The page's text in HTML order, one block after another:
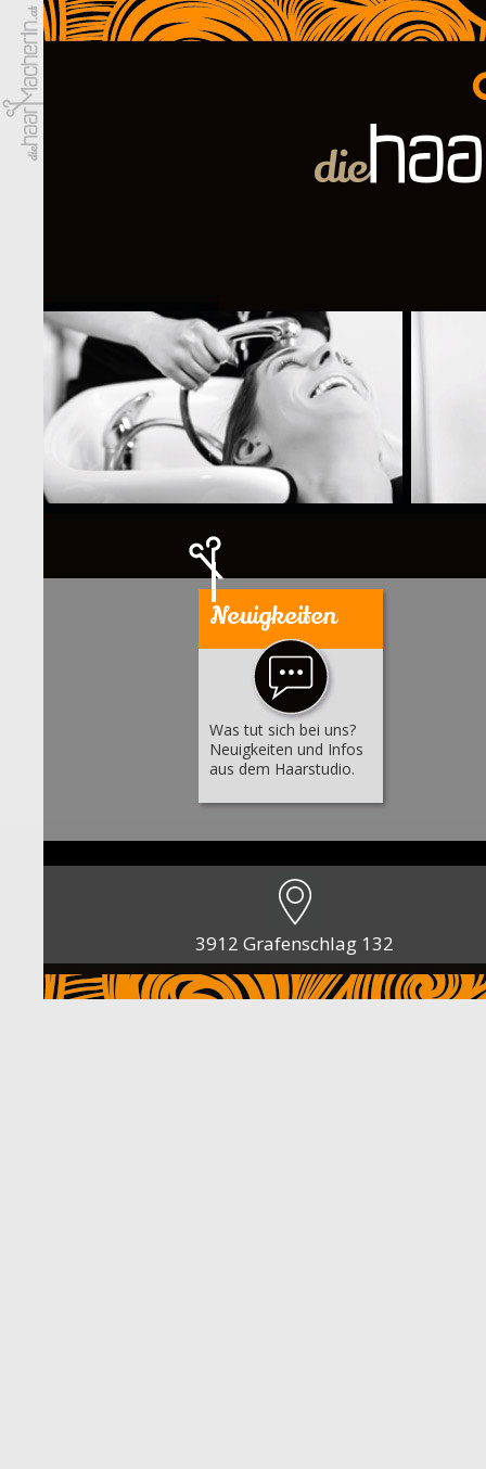
Neuigkeiten
Was tut sich bei uns?
Neuigkeiten und Infos
aus dem Haarstudio.
3912 Grafenschlag 132